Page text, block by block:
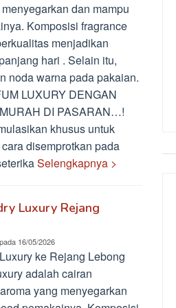
dan mampu
Komposisi fragrance
menjadikan
hari . Selain itu,
noda warna pada pakaian.
LUXURY DENGAN
DI PASARAN…!
khusus untuk
disemprotkan pada
Selengkapnya >
Luxury Rejang
16/05/2026
ke Rejang Lebong
adalah cairan
yang menyegarkan